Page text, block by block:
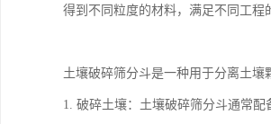
得到不同粒度的材料，满足不同工程
土壤破碎筛分斗是一种用于分离土壤
1. 破碎土壤：土壤破碎筛分斗通常